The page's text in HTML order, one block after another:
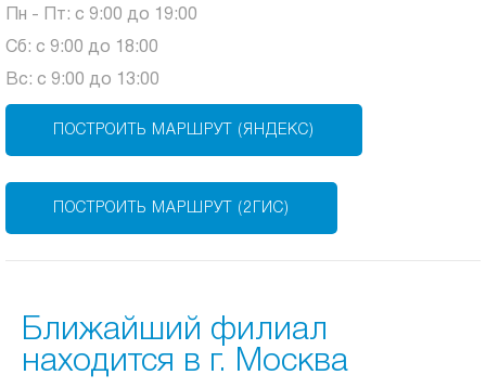
Пн - Пт: с 9:00 до 19:00
Сб: с 9:00 до 18:00
Вс: с 9:00 до 13:00
ПОСТРОИТЬ МАРШРУТ (ЯНДЕКС)
ПОСТРОИТЬ МАРШРУТ (2ГИС)
Ближайший филиал
находится в г. Москва